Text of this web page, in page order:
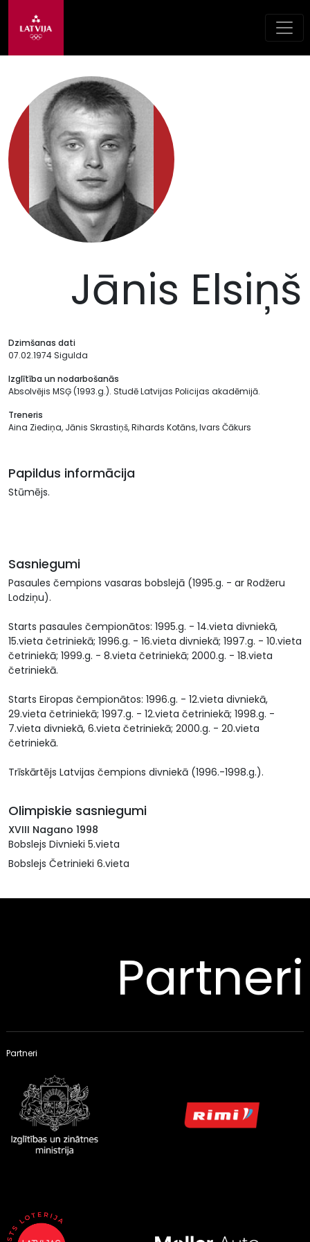
Jānis Elsiņš
Dzimšanas dati
07.02.1974 Sigulda
Izglītība un nodarbošanās
Absolvējis MSĢ (1993.g.). Studē Latvijas Policijas akadēmijā.
Treneris
Aina Ziediņa, Jānis Skrastiņš, Rihards Kotāns, Ivars Čākurs
Papildus informācija
Stūmējs.
Sasniegumi
Pasaules čempions vasaras bobslejā (1995.g. - ar Rodžeru
Lodziņu).
Starts pasaules čempionātos: 1995.g. - 14.vieta divniekā,
15.vieta četriniekā; 1996.g. - 16.vieta divniekā; 1997.g. - 10.vieta
četriniekā; 1999.g. - 8.vieta četriniekā; 2000.g. - 18.vieta
četriniekā.
Starts Eiropas čempionātos: 1996.g. - 12.vieta divniekā,
29.vieta četriniekā; 1997.g. - 12.vieta četriniekā; 1998.g. -
7.vieta divniekā, 6.vieta četriniekā; 2000.g. - 20.vieta
četriniekā.
Trīskārtējs Latvijas čempions divniekā (1996.-1998.g.).
Olimpiskie sasniegumi
XVIII Nagano 1998
Bobslejs Divnieki 5.vieta
Bobslejs Četrinieki 6.vieta
Partneri
Partneri